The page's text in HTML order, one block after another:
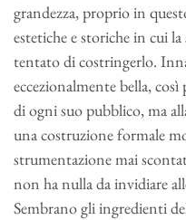
grandezza, proprio in
estetiche e storiche in cui
tentato di costringerlo.
eccezionalmente bella, così
di ogni suo pubblico, ma
una costruzione formale
strumentazione mai
non ha nulla da invidiare
Sembrano gli ingredienti